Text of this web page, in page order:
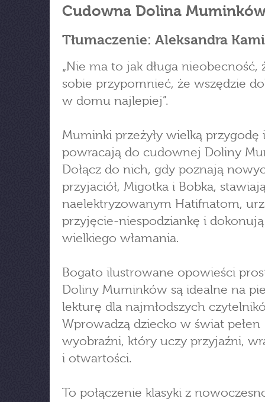
Cudowna Dolina
Tłumaczenie: Aleksandra
„Nie ma to jak długa nieobecność,
sobie przypomnieć, że wszędzie
w domu najlepiej”.
Muminki przeżyły wielką przygodę i
powracają do cudownej Doliny
Dołącz do nich, gdy poznają
przyjaciół, Migotka i Bobka,
naelektryzowanym Hatifnatom,
przyjęcie-niespodziankę i dokonują
wielkiego włamania.
Bogato ilustrowane opowieści
Doliny Muminków są idealne na
lekturę dla najmłodszych
Wprowadzą dziecko w świat pełen
wyobraźni, który uczy przyjaźni,
i otwartości.
To połączenie klasyki z